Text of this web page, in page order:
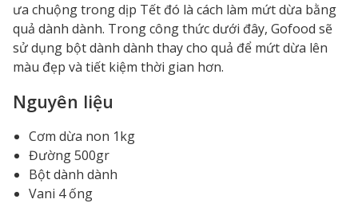
ưa chuộng trong dịp Tết đó là cách làm mứt dừa bằng
quả dành dành. Trong công thức dưới đây, Gofood sẽ
sử dụng bột dành dành thay cho quả để mứt dừa lên
màu đẹp và tiết kiệm thời gian hơn.
Nguyên liệu
Cơm dừa non 1kg
Đường 500gr
Bột dành dành
Vani 4 ống